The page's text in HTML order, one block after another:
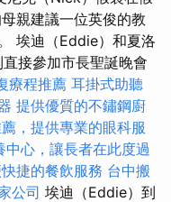
親建議一位英俊的教
埃迪（Eddie）和夏洛
接參加市長聖誕晚會
療程推薦 耳掛式助聽
提供優質的不鏽鋼廚
，提供專業的眼科服
中心，讓長者在此度過
捷的餐飲服務 台中搬
公司 埃迪（Eddie）到